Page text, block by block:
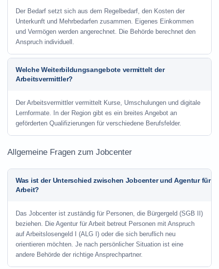
Der Bedarf setzt sich aus dem Regelbedarf, den Kosten der
Unterkunft und Mehrbedarfen zusammen. Eigenes Einkommen
und Vermögen werden angerechnet. Die Behörde berechnet den
Anspruch individuell.
Welche Weiterbildungsangebote vermittelt der
Arbeitsvermittler?
Der Arbeitsvermittler vermittelt Kurse, Umschulungen und digitale
Lernformate. In der Region gibt es ein breites Angebot an
geförderten Qualifizierungen für verschiedene Berufsfelder.
Allgemeine Fragen zum Jobcenter
Was ist der Unterschied zwischen Jobcenter und Agentur für
Arbeit?
Das Jobcenter ist zuständig für Personen, die Bürgergeld (SGB II)
beziehen. Die Agentur für Arbeit betreut Personen mit Anspruch
auf Arbeitslosengeld I (ALG I) oder die sich beruflich neu
orientieren möchten. Je nach persönlicher Situation ist eine
andere Behörde der richtige Ansprechpartner.